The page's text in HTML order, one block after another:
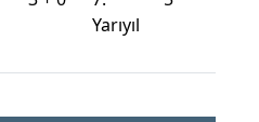
Yarıyıl